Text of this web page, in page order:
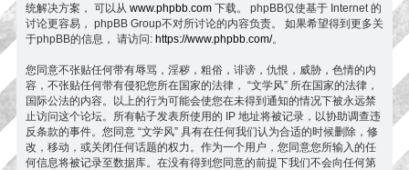
统解决方案， 可以从 www.phpbb.com 下载。 phpBB仅使基于 Internet 的
讨论更容易， phpBB Group不对所讨论的内容负责。 如果希望得到更多关
于phpBB的信息， 请访问: https://www.phpbb.com/。
您同意不张贴任何带有辱骂，淫秽，粗俗，诽谤，仇恨，威胁，色情的内
容，不张贴任何带有侵犯您所在国家的法律， “文学风” 所在国家的法律，
国际公法的内容。以上的行为可能会使您在未得到通知的情况下被永远禁
止访问这个论坛。所有帖子发表所使用的 IP 地址将被记录，以协助调查违
反条款的事件。您同意 “文学风” 具有在任何我们认为合适的时候删除，修
改，移动，或关闭任何话题的权力。作为一个用户，您同意您所输入的任
何信息将被记录至数据库。在没有得到您同意的前提下我们不会向任何第